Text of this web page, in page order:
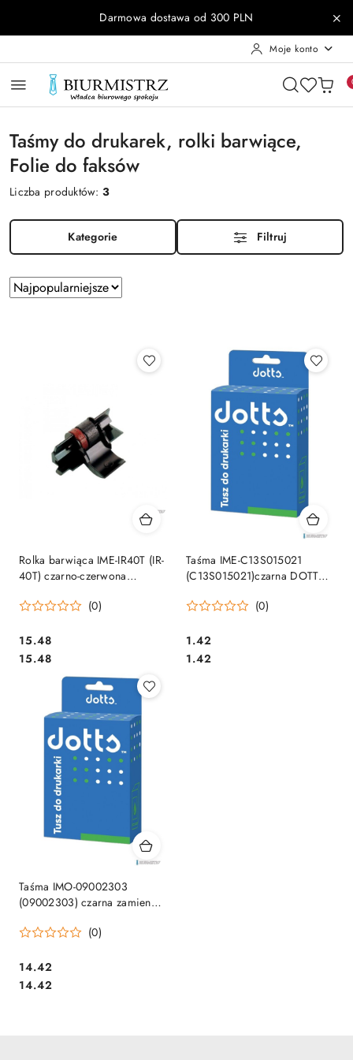
Przejdź do treści głównej
Przejdź do wyszukiwarki
Przejdź do moje konto
Przejdź do menu głównego
Przejdź do stopkiDarmowa dostawa od 300 PLN
Moje konto
Taśmy do drukarek, rolki barwiące,
Folie do faksów
Liczba produktów:3
Kategorie Filtruj
Zastosowano
sortowanie:
Sortuj
według
Rolka barwiąca IME-IR40T (IR-
40T) czarno-czerwona
(2szt.)
(0)
Cena:
15.48
Cena:
15.48
Taśma IME-C13S015021
(C13S015021)czarna DOTTS
SALE
(0)
Cena:
1.42
Cena:
1.42
Taśma IMO-09002303
(09002303) czarna zamiennik
(0)
Cena:
14.42
Cena:
14.42